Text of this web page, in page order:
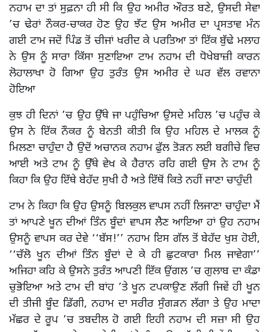
ਨਹਾਮ ਦਾ ਤਾਂ ਸੁੁਫ਼ਨਾ ਹੀ ਸੀ ਕਿ ਉਹ ਅਮੀਰ ਔਰਤ ਬਣੇ, ਉਸਦੀ ਸੇਵਾ
’ਚ ਢੇਰਾਂ ਨੌਕਰ-ਚਾਕਰ ਹੋਣ ਉਹ ਝੱਟ ਉਸ ਅਮੀਰ ਦਾ ਪ੍ਰਸਤਾਵ ਮੰਨ
ਗਈ ਟਾਮ ਜਦੋਂ ਪਿੰਡ ਤੋਂ ਚੀਜਾਂ ਖਰੀਦ ਕੇ ਪਰਤਿਆ ਤਾਂ ਇੱਕ ਬੁੱਢੇ ਮਲਾਹ
ਨੇ ਉਸ ਨੂੰ ਸਾਰਾ ਕਿੱਸਾ ਸੁਣਾਇਆ ਟਾਮ ਨਹਾਮ ਦੀ ਧੋਖੇਬਾਜ਼ੀ ਕਾਰਨ
ਲੋਹਾਲਾਖਾ ਹੋ ਗਿਆ ਉਹ ਤੁਰੰਤ ਉਸ ਅਮੀਰ ਦੇ ਘਰ ਵੱਲ ਰਵਾਨਾ
ਹੋਇਆ
ਕੁਝ ਹੀ ਦਿਨਾਂ ’ਚ ਉਹ ਉੱਥੇ ਜਾ ਪਹੁੰਚਿਆ ਉਸਦੇ ਮਹਿਲ ’ਚ ਪਹੁੰਚ ਕੇ
ਉਸ ਨੇ ਇੱਕ ਨੌਕਰ ਨੂੰ ਬੇਨਤੀ ਕੀਤੀ ਕਿ ਉਹ ਮਹਿਲ ਦੇ ਮਾਲਕ ਨੂੰ
ਮਿਲਣਾ ਚਾਹੁੰਦਾ ਹੈ ਉਦੋਂ ਅਚਾਨਕ ਨਹਾਮ ਫੁੱਲ ਤੋੜਨ ਲਈ ਬਗੀਚੇ ਵਿਚ
ਆਈ ਅਤੇ ਟਾਮ ਨੂੰ ਉੱਥੇ ਵੇਖ ਕੇ ਹੈਰਾਨ ਰਹਿ ਗਈ ਉਸ ਨੇ ਟਾਮ ਨੂੰ
ਕਿਹਾ ਕਿ ਉਹ ਇੱਥੇ ਬੇਹੱਦ ਸੁਖੀ ਹੈ ਅਤੇ ਇੱਥੋਂ ਕਿਤੇ ਨਹੀਂ ਜਾਣਾ ਚਾਹੁੰਦੀ
ਟਾਮ ਨੇ ਕਿਹਾ ਕਿ ਉਹ ਉਸਨੂੰ ਬਿਲਕੁਲ ਵਾਪਸ ਨਹੀਂ ਲਿਜਾਣਾ ਚਾਹੁੰਦਾ ਮੈਂ
ਤਾਂ ਆਪਣੇ ਖੂਨ ਦੀਆਂ ਤਿੰਨ ਬੂੰਦਾਂ ਵਾਪਸ ਲੈਣ ਆਇਆ ਹਾਂ ਉਹ ਨਹਾਮ
ਉਸਨੂੰ ਵਾਪਸ ਕਰ ਦੇਵੇ ‘‘ਬੱਸ!’’ ਨਹਾਮ ਇਸ ਗੱਲ ਤੋਂ ਬੇਹੱਦ ਖੁਸ਼ ਹੋਈ,
‘‘ਚੱਲੋ ਖੂਨ ਦੀਆਂ ਤਿੰਨ ਬੂੰਦਾਂ ਦੇ ਕੇ ਹੀ ਛੁਟਕਾਰਾ ਮਿਲ ਜਾਵੇਗਾ’’
ਅਜਿਹਾ ਕਹਿ ਕੇ ਉਸਨੇ ਤੁਰੰਤ ਆਪਣੀ ਇੱਕ ਉਂਗਲ ’ਚ ਗੁਲਾਬ ਦਾ ਕੰਡਾ
ਚੁਭੋਇਆ ਅਤੇ ਟਾਮ ਦੀ ਬਾਂਹ ’ਤੇ ਖੂਨ ਟਪਕਾਉਣ ਲੱਗੀ ਜਿਵੇਂ ਹੀ ਖੂਨ
ਦੀ ਤੀਜੀ ਬੂੰਦ ਡਿੱਗੀ, ਨਹਾਮ ਦਾ ਸਰੀਰ ਸੁੰਗੜਨ ਲੱਗਾ ਤੇ ਉਹ ਮਾਦਾ
ਮੱਛਰ ਦੇ ਰੂਪ ’ਚ ਤਬਦੀਲ ਹੋ ਗਈ ਇਹੀ ਨਹਾਮ ਦੀ ਸਜ਼ਾ ਸੀ ਉਹ